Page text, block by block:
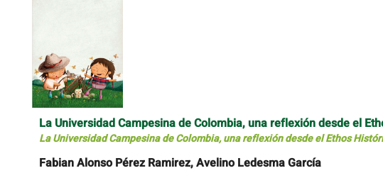
La Universidad Campesina de Colombia, una reflexión desde el
La Universidad Campesina de Colombia, una reflexión desde el Ethos
Fabian Alonso Pérez Ramirez, Avelino Ledesma García